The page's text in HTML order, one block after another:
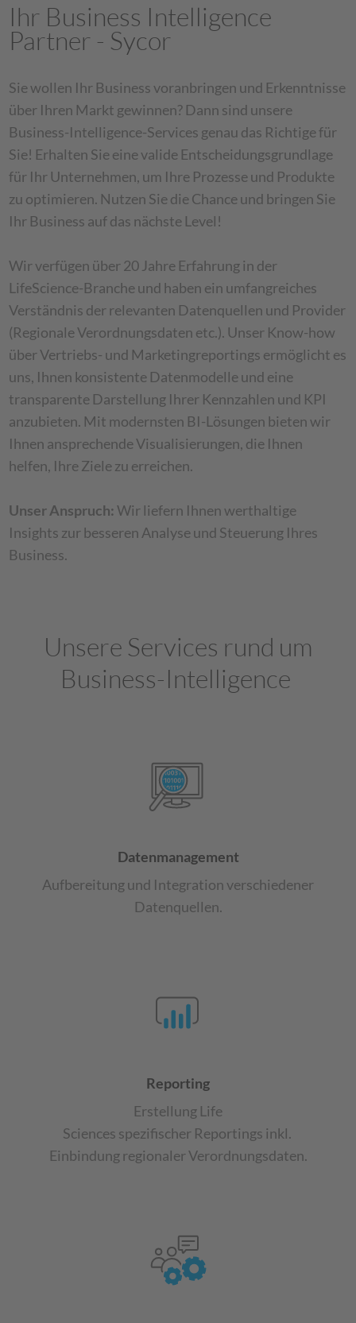
Ihr Business Intelligence
Partner - Sycor
Sie wollen Ihr Business voranbringen und Erkenntnisse
über Ihren Markt gewinnen? Dann sind unsere
Business-Intelligence-Services genau das Richtige für
Sie! Erhalten Sie eine valide Entscheidungsgrundlage
für Ihr Unternehmen, um Ihre Prozesse und Produkte
zu optimieren. Nutzen Sie die Chance und bringen Sie
Ihr Business auf das nächste Level!
Wir verfügen über 20 Jahre Erfahrung in der
LifeScience-Branche und haben ein umfangreiches
Verständnis der relevanten Datenquellen und Provider
(Regionale Verordnungsdaten etc.). Unser Know-how
über Vertriebs- und Marketingreportings ermöglicht es
uns, Ihnen konsistente Datenmodelle und eine
transparente Darstellung Ihrer Kennzahlen und KPI
anzubieten. Mit modernsten BI-Lösungen bieten wir
Ihnen ansprechende Visualisierungen, die Ihnen
helfen, Ihre Ziele zu erreichen.
Unser Anspruch:Wir liefern Ihnen werthaltige
Insights zur besseren Analyse und Steuerung Ihres
Business.
Unsere Services rund um
Business-Intelligence
Datenmanagement
Aufbereitung und Integration verschiedener
Datenquellen.
Reporting
Erstellung Life
Sciences spezifischer Reportings inkl.
Einbindung regionalerVerordnungsdaten​.